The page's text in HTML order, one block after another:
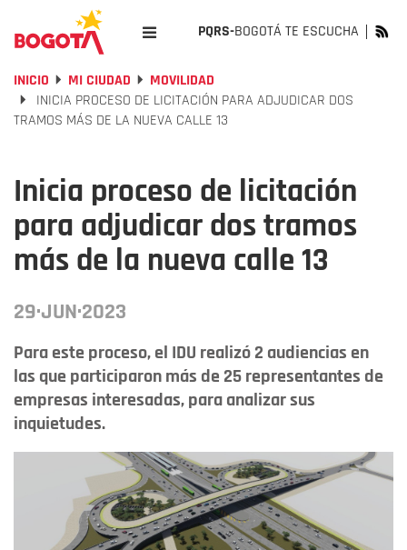
PQRS-BOGOTÁ TE ESCUCHA
INICIO MI CIUDAD
MOVILIDAD
INICIA PROCESO DE LICITACIÓN PARA ADJUDICAR DOS
TRAMOS MÁS DE LA NUEVA CALLE 13
Inicia proceso de licitación
para adjudicar dos tramos
más de la nueva calle 13
29·JUN·2023
Para este proceso, el IDU realizó 2 audiencias en
las que participaron más de 25 representantes de
empresas interesadas, para analizar sus
inquietudes.